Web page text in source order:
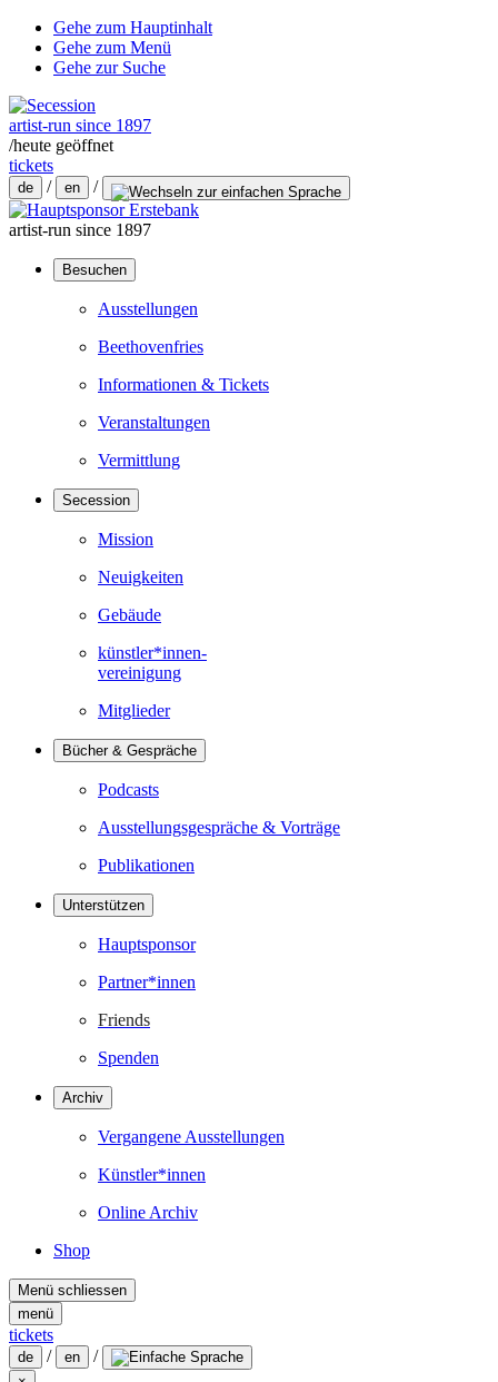
Gehe zum Hauptinhalt
Gehe zum Menü
Gehe zur Suche
artist-run since 1897
/heute geöffnet
tickets
de / en /
artist-run since 1897
Besuchen
Ausstellungen
Beethovenfries
Informationen & Tickets
Veranstaltungen
Vermittlung
Secession
Mission
Neuigkeiten
Gebäude
künstler*innen-
vereinigung
Mitglieder
Bücher & Gespräche
Podcasts
Ausstellungsgespräche & Vorträge
Publikationen
Unterstützen
Hauptsponsor
Partner*innen
Friends
Spenden
Archiv
Vergangene Ausstellungen
Künstler*innen
Online Archiv
Shop
Menü schliessen
menü
tickets
de / en /